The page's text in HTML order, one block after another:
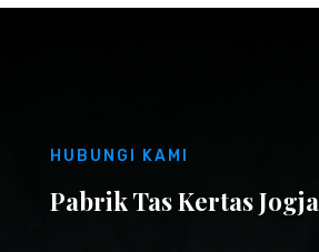
HUBUNGI KAMI
Pabrik Tas Kertas Jogja